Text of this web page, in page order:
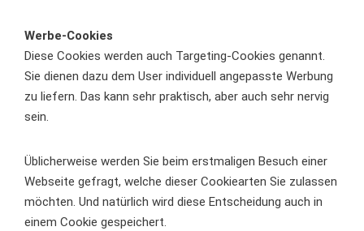
Werbe-Cookies
Diese Cookies werden auch Targeting-Cookies genannt.
Sie dienen dazu dem User individuell angepasste Werbung
zu liefern. Das kann sehr praktisch, aber auch sehr nervig
sein.
Üblicherweise werden Sie beim erstmaligen Besuch einer
Webseite gefragt, welche dieser Cookiearten Sie zulassen
möchten. Und natürlich wird diese Entscheidung auch in
einem Cookie gespeichert.